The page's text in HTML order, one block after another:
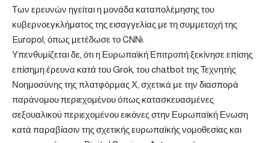
Των ερευνών ηγείται η μονάδα καταπολέμησης του
κυβερνοεγκλήματος της εισαγγελίας με τη συμμετοχή της
Europol, όπως μετέδωσε τοCNNi
Υπενθυμίζεται δε, ότι η Ευρωπαϊκή Επιτροπή ξεκίνησε επίσης
επίσημη έρευνα κατά του Grok, του chatbot της Τεχνητής
Νοημοσύνης της πλατφόρμας Χ, σχετικά με την διασπορά
παράνομου περιεχομένου όπως κατασκευασμένες
σεξουαλικού περιεχομένου εικόνες στην Ευρωπαϊκή Ενωση
κατά παραβίασιν της σχετικής ευρωπαϊκής νομοθεσίας και